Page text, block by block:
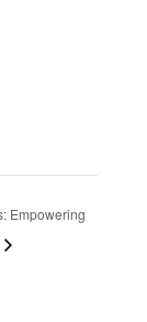
Empowering